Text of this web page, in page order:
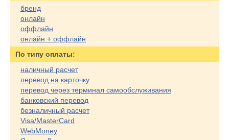
бренд
онлайн
оффлайн
онлайн + оффлайн
По типу оплаты:
наличный расчет
перевод на карточку
перевод через терминал самообслуживания
банковский перевод
безналичный расчет
Visa/MasterCard
WebMoney